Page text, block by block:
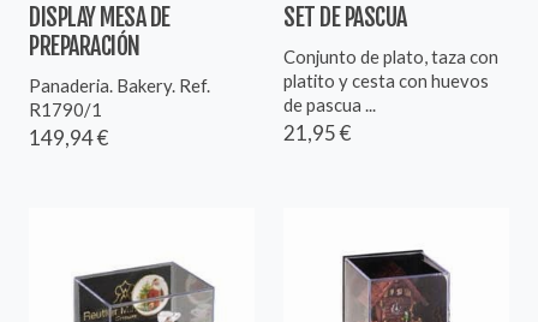
DISPLAY MESA DE
PREPARACIÓN
Panaderia. Bakery. Ref.
R1790/1
149,94 €
SET DE PASCUA
Conjunto de plato, taza con
platito y cesta con huevos
de pascua ...
21,95 €